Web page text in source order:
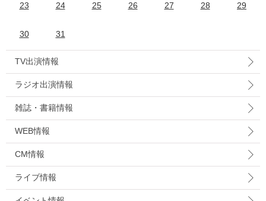
23 24 25 26 27 28 29
30 31
TV出演情報
ラジオ出演情報
雑誌・書籍情報
WEB情報
CM情報
ライブ情報